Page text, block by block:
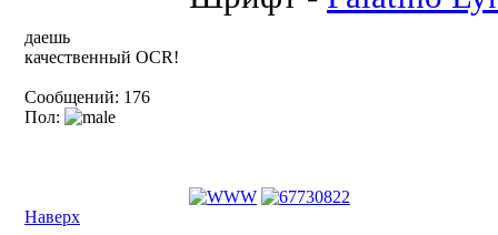
даешь
качественный OCR!
Сообщений: 176
Пол:
Наверх